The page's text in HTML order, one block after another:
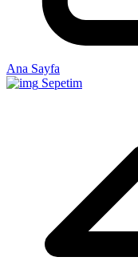
Ana Sayfa
Sepetim